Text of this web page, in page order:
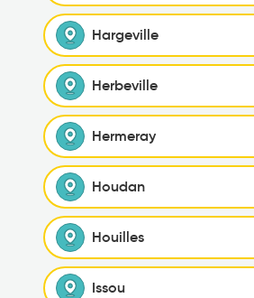
Hargeville
Herbeville
Hermeray
Houdan
Houilles
Issou